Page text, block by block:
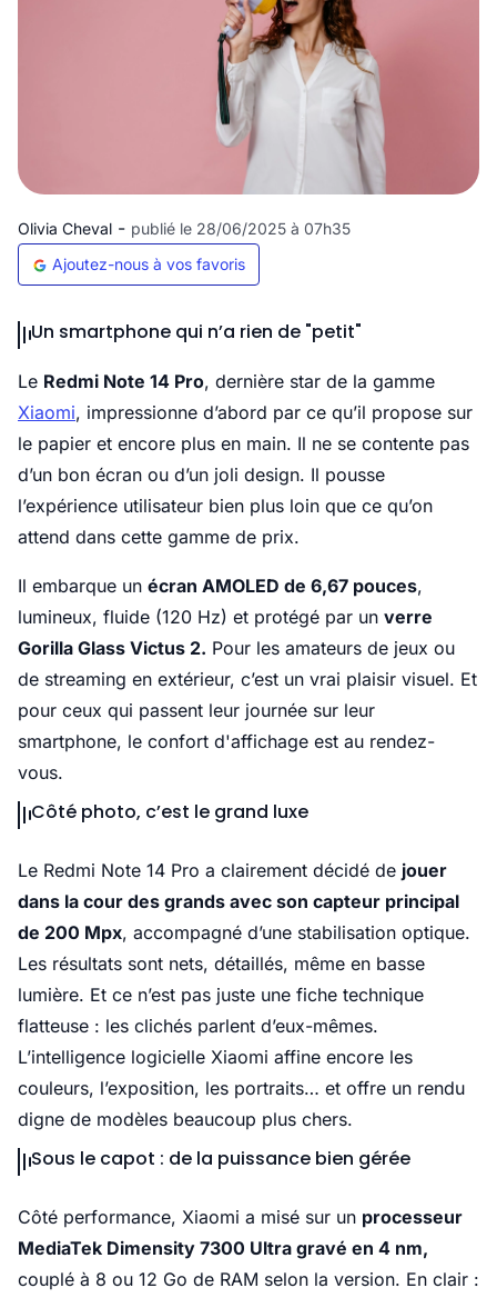
Olivia Cheval - publié le 28/06/2025 à 07h35
Ajoutez-nous à vos favoris
Un smartphone qui n’a rien de "petit"
Le Redmi Note 14 Pro, dernière star de la gamme
Xiaomi, impressionne d’abord par ce qu’il propose sur
le papier et encore plus en main. Il ne se contente pas
d’un bon écran ou d’un joli design. Il pousse
l’expérience utilisateur bien plus loin que ce qu’on
attend dans cette gamme de prix.
Il embarque un écran AMOLED de 6,67 pouces,
lumineux, fluide (120 Hz) et protégé par un verre
Gorilla Glass Victus 2. Pour les amateurs de jeux ou
de streaming en extérieur, c’est un vrai plaisir visuel. Et
pour ceux qui passent leur journée sur leur
smartphone, le confort d'affichage est au rendez-
vous.
Côté photo, c’est le grand luxe
Le Redmi Note 14 Pro a clairement décidé de jouer
dans la cour des grands avec son capteur principal
de 200 Mpx, accompagné d’une stabilisation optique.
Les résultats sont nets, détaillés, même en basse
lumière. Et ce n’est pas juste une fiche technique
flatteuse : les clichés parlent d’eux-mêmes.
L’intelligence logicielle Xiaomi affine encore les
couleurs, l’exposition, les portraits… et offre un rendu
digne de modèles beaucoup plus chers.
Sous le capot : de la puissance bien gérée
Côté performance, Xiaomi a misé sur un processeur
MediaTek Dimensity 7300 Ultra gravé en 4 nm,
couplé à 8 ou 12 Go de RAM selon la version. En clair :